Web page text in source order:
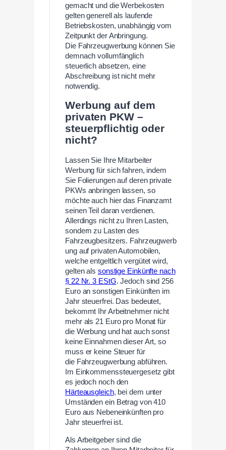
gemacht und die Werbekosten
gelten generell als laufende
Betriebskosten, unabhängig vom
Zeitpunkt der Anbringung.
Die Fahrzeugwerbung können Sie
demnach vollumfänglich
steuerlich absetzen, eine
Abschreibung ist nicht mehr
notwendig.
Werbung auf dem
privaten PKW –
steuerpflichtig oder
nicht?
Lassen Sie Ihre Mitarbeiter
Werbung für sich fahren, indem
Sie Folierungen auf deren private
PKWs anbringen lassen, so
möchte auch hier das Finanzamt
seinen Teil daran verdienen.
Allerdings nicht zu Ihren Lasten,
sondern zu Lasten des
Fahrzeugbesitzers. Fahrzeugwerb
ung auf privaten Automobilen,
welche entgeltlich vergütet wird,
gelten als sonstige Einkünfte nach
§ 22 Nr. 3 EStG. Jedoch sind 256
Euro an sonstigen Einkünften im
Jahr steuerfrei. Das bedeutet,
bekommt Ihr Arbeitnehmer nicht
mehr als 21 Euro pro Monat für
die Werbung und hat auch sonst
keine Einnahmen dieser Art, so
muss er keine Steuer für
die Fahrzeugwerbung abführen.
Im Einkommenssteuergesetz gibt
es jedoch noch den
Härteausgleich, bei dem unter
Umständen ein Betrag von 410
Euro aus Nebeneinkünften pro
Jahr steuerfrei ist.
Als Arbeitgeber sind die